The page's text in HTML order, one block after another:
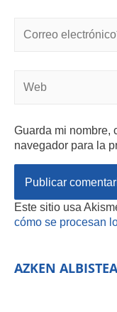
Guarda mi nombre,
navegador para la
Este sitio usa
cómo se procesan
AZKEN